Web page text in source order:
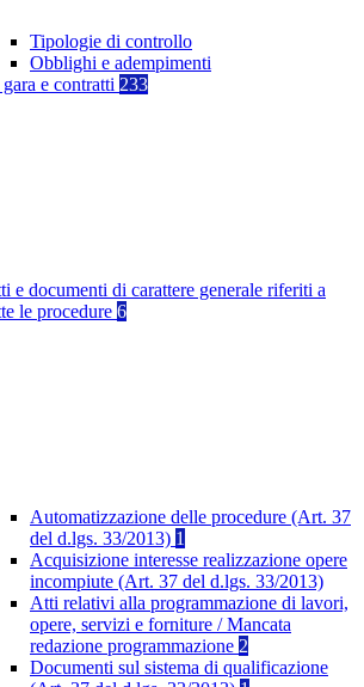
Tipologie di controllo
Obblighi e adempimenti
e contratti 233
e documenti di carattere generale riferiti a
le procedure 6
Automatizzazione delle procedure (Art. 37
del d.lgs. 33/2013) 1
Acquisizione interesse realizzazione opere
incompiute (Art. 37 del d.lgs. 33/2013)
Atti relativi alla programmazione di lavori,
opere, servizi e forniture / Mancata
redazione programmazione 2
Documenti sul sistema di qualificazione